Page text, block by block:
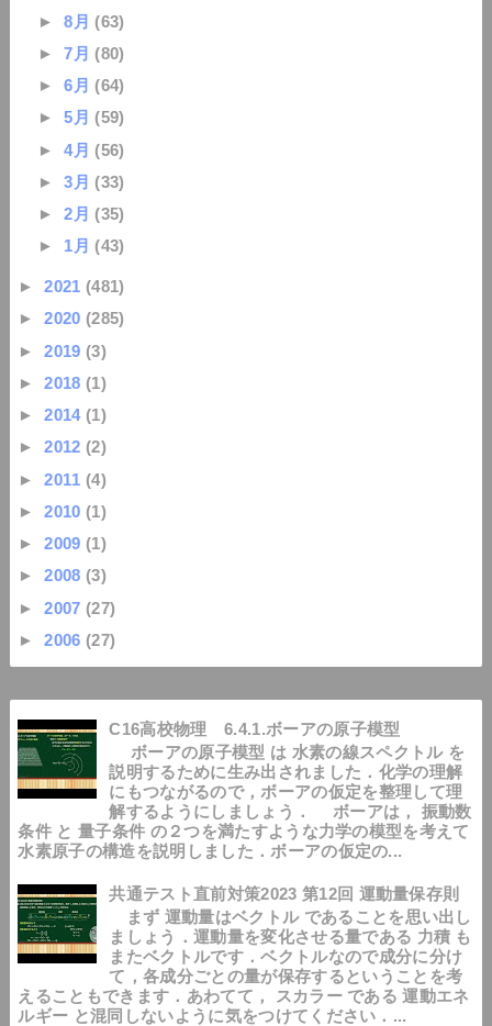
►8月 (63)
►7月 (80)
►6月 (64)
►5月 (59)
►4月 (56)
►3月 (33)
►2月 (35)
► 1月 (43)
►2021 (481)
►2020 (285)
►2019 (3)
►2018 (1)
►2014 (1)
►2012 (2)
►2011 (4)
►2010 (1)
►2009 (1)
►2008 (3)
►2007 (27)
►2006 (27)
C16高校物理 6.4.1.ボーアの原子模型
ボーアの原子模型 は 水素の線スペクトル を
説明するために生み出されました．化学の理解
にもつながるので，ボーアの仮定を整理して理
解するようにしましょう． ボーアは， 振動数
条件 と 量子条件 の２つを満たすような力学の模型を考えて
水素原子の構造を説明しました．ボーアの仮定の...
共通テスト直前対策2023 第12回 運動量保存則
まず 運動量はベクトル であることを思い出し
ましょう．運動量を変化させる量である 力積 も
またベクトルです．ベクトルなので成分に分け
て，各成分ごとの量が保存するということを考
えることもできます．あわてて， スカラー である 運動エネ
ルギー と混同しないように気をつけてください．...